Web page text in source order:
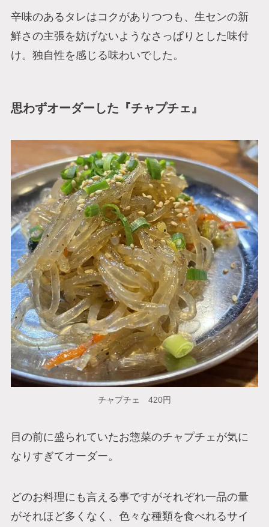
辛味のあるタレはコクがありつつも、生センの新
鮮さの主張を妨げないようなさっぱりとした味付
け。独自性を感じる味わいでした。
思わずオーダーした『チャプチェ』
チャプチェ 420円
目の前に盛られていたお惣菜のチャプチェが気に
なりすぎてオーダー。
どのお料理にも言える事ですがそれぞれ一品の量
がそれほど多くなく、色々な種類を食べれるサイ